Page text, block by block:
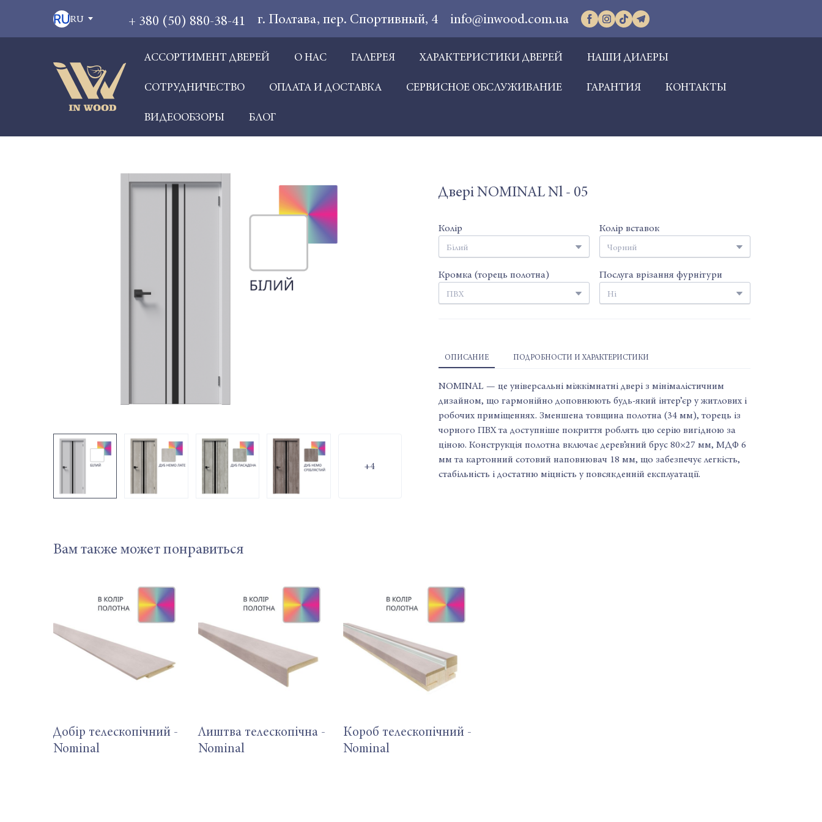
RU + 380 (50) 880-38-41 г. Полтава, пер. Спортивный, 4 info@inwood.com.ua
АССОРТИМЕНТ ДВЕРЕЙ О НАС ГАЛЕРЕЯ ХАРАКТЕРИСТИКИ ДВЕРЕЙ НАШИ ДИЛЕРЫ
СОТРУДНИЧЕСТВО ОПЛАТА И ДОСТАВКА СЕРВИСНОЕ ОБСЛУЖИВАНИЕ ГАРАНТИЯ КОНТАКТЫ
ВИДЕООБЗОРЫ БЛОГ
+4
Двері NOMINAL Nl - 05
Колір Колір вставок
Кромка (торець полотна) Послуга врізання фурнітури
ОПИСАНИЕ ПОДРОБНОСТИ И ХАРАКТЕРИСТИКИ
NOMINAL — це універсальні міжкімнатні двері з мінімалістичним
дизайном, що гармонійно доповнюють будь-який інтер’єр у житлових і
робочих приміщеннях. Зменшена товщина полотна (34 мм), торець із
чорного ПВХ та доступніше покриття роблять цю серію вигідною за
ціною. Конструкція полотна включає дерев’яний брус 80×27 мм, МДФ 6
мм та картонний сотовий наповнювач 18 мм, що забезпечує легкість,
стабільність і достатню міцність у повсякденній експлуатації.
Вам также может понравиться
Добір телескопічний -
Nominal
Лиштва телескопічна -
Nominal
Короб телескопічний -
Nominal